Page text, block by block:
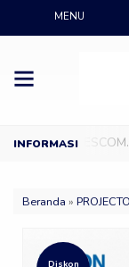
MENU
Beranda »
Diskon